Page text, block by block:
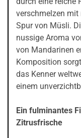
verschmelzen mit
Spur von Müsli.
nussige Aroma
von Mandarinen
Komposition
das Kenner
einem
Ein fulminantes
Zitrusfrische